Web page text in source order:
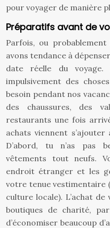
pour voyager de manière
Préparatifs avant de
Parfois, ou
avons tendance à
date réelle du voyage.
impulsivement des
besoin pendant nos
des chaussures, des
restaurants une fois
achats viennent s’ajouter
D’abord, tu n’as pas
vêtements tout neufs.
endroit étranger et les
votre tenue vestimentaire
culture locale). L’achat
boutiques de charité,
d’économiser beaucoup